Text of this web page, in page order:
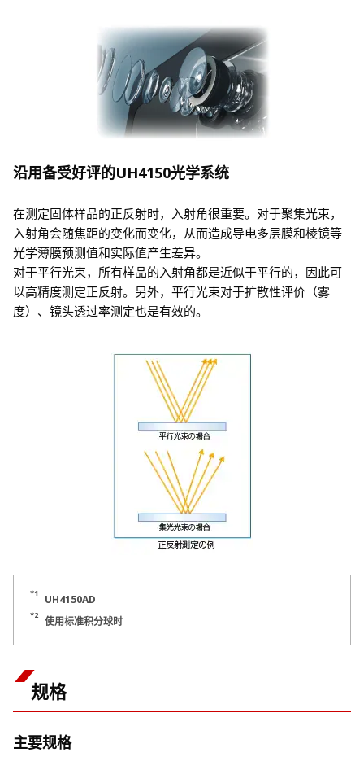
沿用备受好评的UH4150光学系统
在测定固体样品的正反射时，入射角很重要。对于聚集光束，
入射角会随焦距的变化而变化，从而造成导电多层膜和棱镜等
光学薄膜预测值和实际值产生差异。
对于平行光束，所有样品的入射角都是近似于平行的，因此可
以高精度测定正反射。另外，平行光束对于扩散性评价（雾
度）、镜头透过率测定也是有效的。
*1
UH4150AD
*2
使用标准积分球时
规格
主要规格